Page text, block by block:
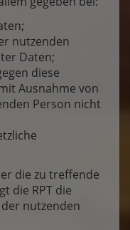
nutzenden
Daten;
diese
Ausnahme von
Person nicht
die zu treffende
die RPT die
nutzenden